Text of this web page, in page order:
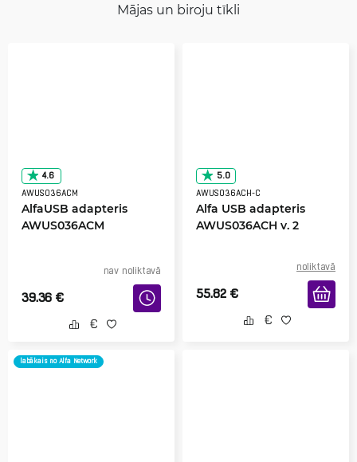
Mājas un biroju tīkli
4.6
AWUS036ACM
AlfaUSB adapteris
AWUS036ACM
nav noliktavā
39.36 €
5.0
AWUS036ACH-C
Alfa USB adapteris
AWUS036ACH v. 2
noliktavā
55.82 €
labākais no Alfa Network